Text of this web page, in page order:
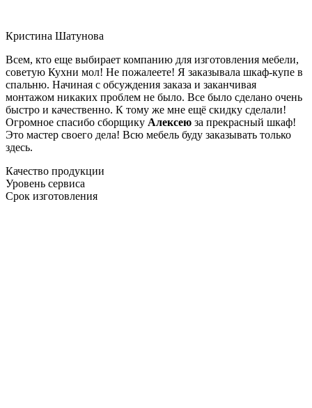
Кристина Шатунова
Всем, кто еще выбирает компанию для изготовления мебели,
советую Кухни мол! Не пожалеете! Я заказывала шкаф-купе в
спальню. Начиная с обсуждения заказа и заканчивая
монтажом никаких проблем не было. Все было сделано очень
быстро и качественно. К тому же мне ещё скидку сделали!
Огромное спасибо сборщику Алексею за прекрасный шкаф!
Это мастер своего дела! Всю мебель буду заказывать только
здесь.
Качество продукции
Уровень сервиса
Срок изготовления